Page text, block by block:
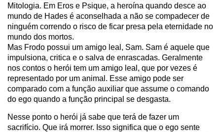
Mitologia. Em Eros e Psique, a heroína quando desce ao
mundo de Hades é aconselhada a não se compadecer de
ninguém correndo o risco de ficar presa pela eternidade no
mundo dos mortos.
Mas Frodo possui um amigo leal, Sam. Sam é aquele que
impulsiona, critica e o salva de enrascadas. Geralmente
nos contos o herói tem um amigo leal, que por vezes é
representado por um animal. Esse amigo pode ser
comparado com a função auxiliar que assume o comando
do ego quando a função principal se desgasta.
Nesse ponto o herói já sabe que terá de fazer um
sacrifício. Que irá morrer. Isso significa que o ego sente